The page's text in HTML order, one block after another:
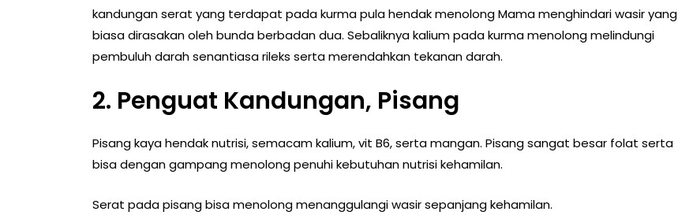
kandungan serat yang terdapat pada kurma pula hendak menolong Mama menghindari wasir yang
biasa dirasakan oleh bunda berbadan dua. Sebaliknya kalium pada kurma menolong melindungi
pembuluh darah senantiasa rileks serta merendahkan tekanan darah.
2. Penguat Kandungan, Pisang
Pisang kaya hendak nutrisi, semacam kalium, vit B6, serta mangan. Pisang sangat besar folat serta
bisa dengan gampang menolong penuhi kebutuhan nutrisi kehamilan.
Serat pada pisang bisa menolong menanggulangi wasir sepanjang kehamilan.